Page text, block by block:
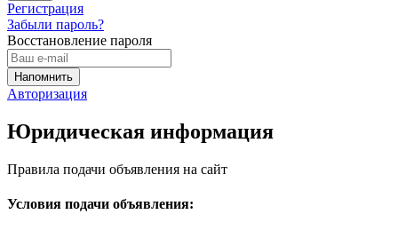
Регистрация
Забыли пароль?
Восстановление пароля
Авторизация
Юридическая информация
Правила подачи объявления на сайт
Условия подачи объявления: